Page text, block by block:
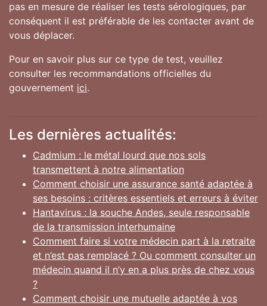
pas en mesure de réaliser les tests sérologiques, par
conséquent il est préférable de les contacter avant de
vous déplacer.
Pour en savoir plus sur ce type de test, veuillez
consulter les recommandations officielles du
gouvernement ici.
Les dernières actualités:
Cadmium : le métal lourd que nos sols
transmettent à notre alimentation
Comment choisir une assurance santé adaptée à
ses besoins : critères essentiels et erreurs à éviter
Hantavirus : la souche Andes, seule responsable
de la transmission interhumaine
Comment faire si votre médecin part à la retraite
et n’est pas remplacé ? Ou comment consulter un
médecin quand il n’y en a plus près de chez vous
?
Comment choisir une mutuelle adaptée à vos